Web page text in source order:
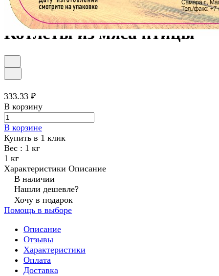
Арт.К0000003041
Котлеты из мяса птицы
333.33 ₽
В корзину
В корзине
Купить в 1 клик
Вес : 1 кг
1 кг
Характеристики Описание
В наличии
Нашли дешевле?
Хочу в подарок
Помощь в выборе
Описание
Отзывы
Характеристики
Оплата
Доставка